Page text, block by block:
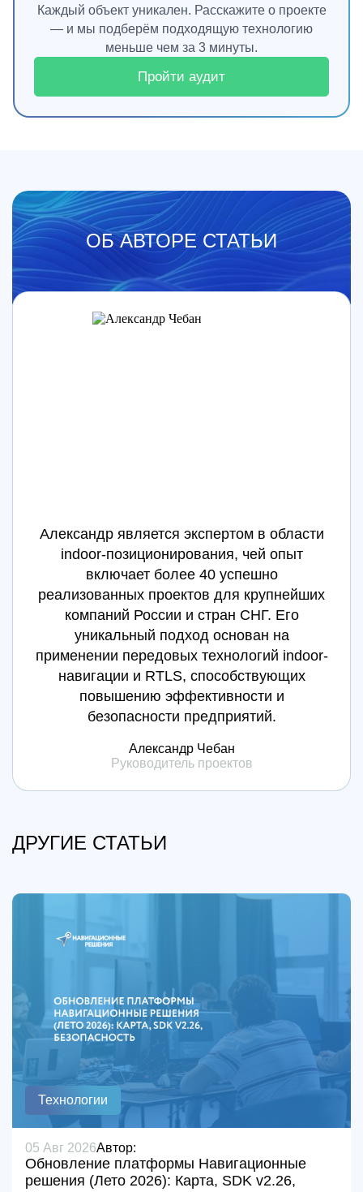
Каждый объект уникален. Расскажите о проекте
— и мы подберём подходящую технологию
меньше чем за 3 минуты.
Пройти аудит
ОБ АВТОРЕ СТАТЬИ
Александр является экспертом в области
indoor-позиционирования, чей опыт
включает более 40 успешно
реализованных проектов для крупнейших
компаний России и стран СНГ. Его
уникальный подход основан на
применении передовых технологий indoor-
навигации и RTLS, способствующих
повышению эффективности и
безопасности предприятий.
Александр Чебан
Руководитель проектов
ДРУГИЕ СТАТЬИ
Технологии
05 Авг 2026Автор:
Обновление платформы Навигационные
решения (Лето 2026): Карта, SDK v2.26,